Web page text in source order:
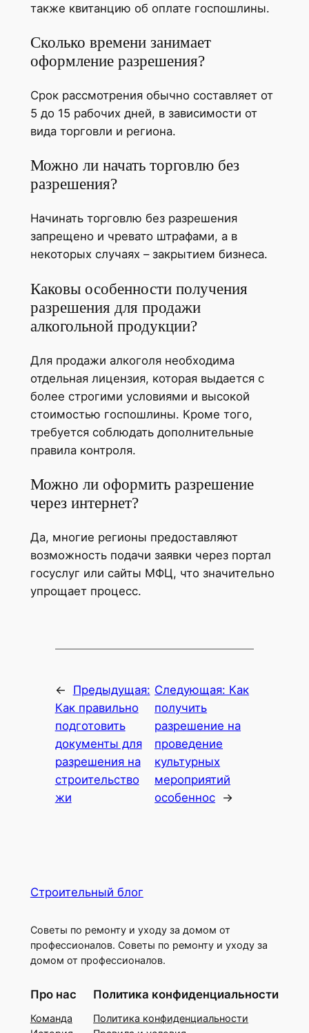
также квитанцию об оплате госпошлины.
Сколько времени занимает
оформление разрешения?
Срок рассмотрения обычно составляет от
5 до 15 рабочих дней, в зависимости от
вида торговли и региона.
Можно ли начать торговлю без
разрешения?
Начинать торговлю без разрешения
запрещено и чревато штрафами, а в
некоторых случаях – закрытием бизнеса.
Каковы особенности получения
разрешения для продажи
алкогольной продукции?
Для продажи алкоголя необходима
отдельная лицензия, которая выдается с
более строгими условиями и высокой
стоимостью госпошлины. Кроме того,
требуется соблюдать дополнительные
правила контроля.
Можно ли оформить разрешение
через интернет?
Да, многие регионы предоставляют
возможность подачи заявки через портал
госуслуг или сайты МФЦ, что значительно
упрощает процесс.
←
Предыдущая:
Как правильно
подготовить
документы для
разрешения на
строительство
жи
Следующая: Как
получить
разрешение на
проведение
культурных
мероприятий
особеннос →
Строительный блог
Советы по ремонту и уходу за домом от
профессионалов. Советы по ремонту и уходу за
домом от профессионалов.
Про нас
Команда
Политика конфиденциальности
Политика конфиденциальности